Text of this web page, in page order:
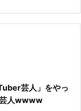
芸人」をやっ
人wwww